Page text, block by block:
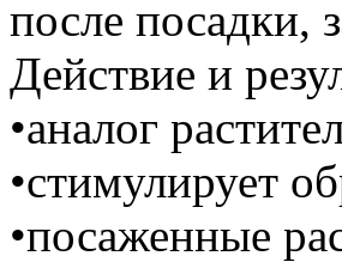
после посадки,
Действие и
•аналог
•стимулирует
•посаженные